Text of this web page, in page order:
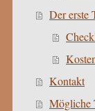
Der erste
Kontakt
Mögliche